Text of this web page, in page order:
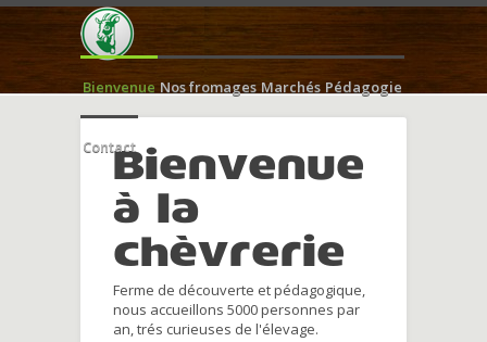
Bienvenue Nos fromages Marchés Pédagogie
ContactBienvenue
à la
chèvrerie
Ferme de découverte et pédagogique,
nous accueillons 5000 personnes par
an, trés curieuses de l'élevage.